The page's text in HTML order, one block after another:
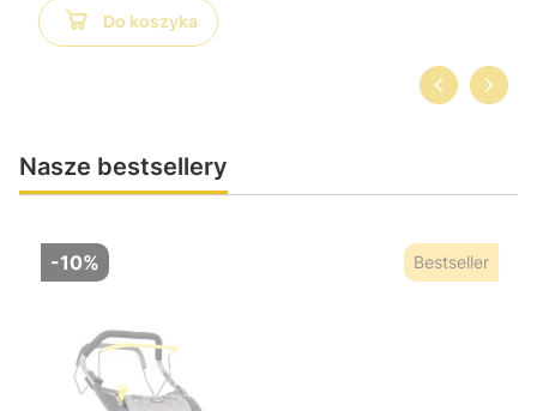
Do koszyka
Nasze bestsellery
-10% Bestseller